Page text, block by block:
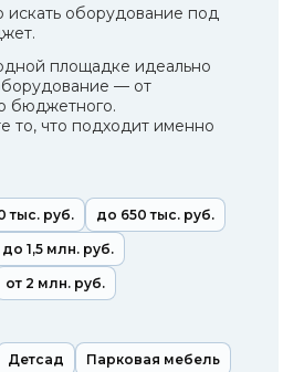
искать оборудование под
площадке идеально
— от
бюджетного.
то, что подходит именно
тыс. руб. до 650 тыс. руб.
до 1,5 млн. руб.
от 2 млн. руб.
Детсад Парковая мебель